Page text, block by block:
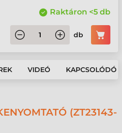
Raktáron <5 db
db
VIDEÓ KAPCSOLÓDÓ
(ZT23143-